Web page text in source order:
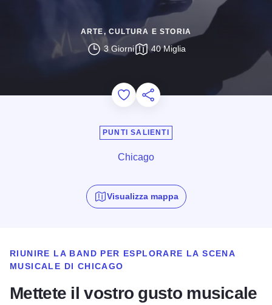
ARTE, CULTURA E STORIA
3 Giorni 40 Miglia
Add to Favorites
Condividi questa pagina
PUNTI SALIENTI
Chicago
Visualizza mappa
RIUNIRE LA BAND PER ESPLORARE LA SCENA
MUSICALE DI CHICAGO
Mettete il vostro gusto musicale